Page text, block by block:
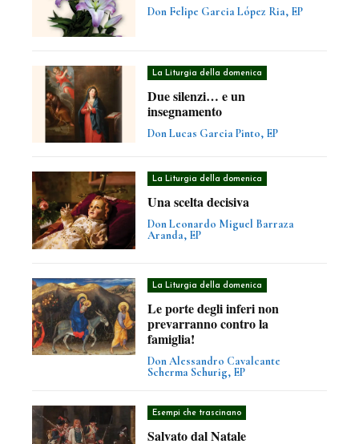
Don Felipe Garcia López Ria, EP
La Liturgia della domenica
Due silenzi… e un
insegnamento
Don Lucas Garcia Pinto, EP
La Liturgia della domenica
Una scelta decisiva
Don Leonardo Miguel Barraza
Aranda, EP
La Liturgia della domenica
Le porte degli inferi non
prevarranno contro la
famiglia!
Don Alessandro Cavalcante
Scherma Schurig, EP
Esempi che trascinano
Salvato dal Natale